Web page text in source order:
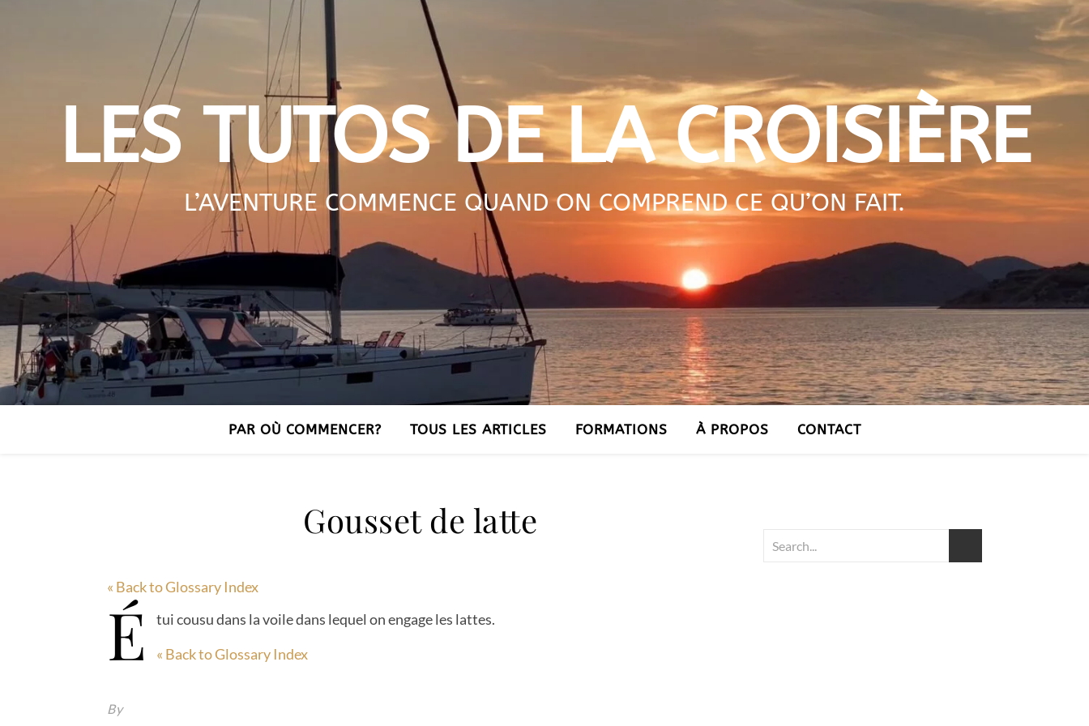
LES TUTOS DE LA CROISIÈRE
L’AVENTURE COMMENCE QUAND ON COMPREND CE QU’ON FAIT.
PAR OÙ COMMENCER? TOUS LES ARTICLES FORMATIONS À PROPOS CONTACT
Gousset de latte
« Back to Glossary Index
É
tui cousu dans la voile dans lequel on engage les lattes.
« Back to Glossary Index
By